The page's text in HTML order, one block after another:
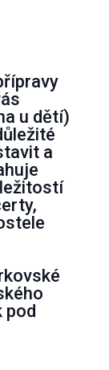
u dětí)
a
pod